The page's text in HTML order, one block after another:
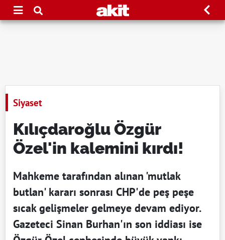
Siyaset
Kılıçdaroğlu Özgür
Özel'in kalemini kırdı!
Mahkeme tarafından alınan 'mutlak
butlan' kararı sonrası CHP'de peş peşe
sıcak gelişmeler gelmeye devam ediyor.
Gazeteci Sinan Burhan'ın son iddiası ise